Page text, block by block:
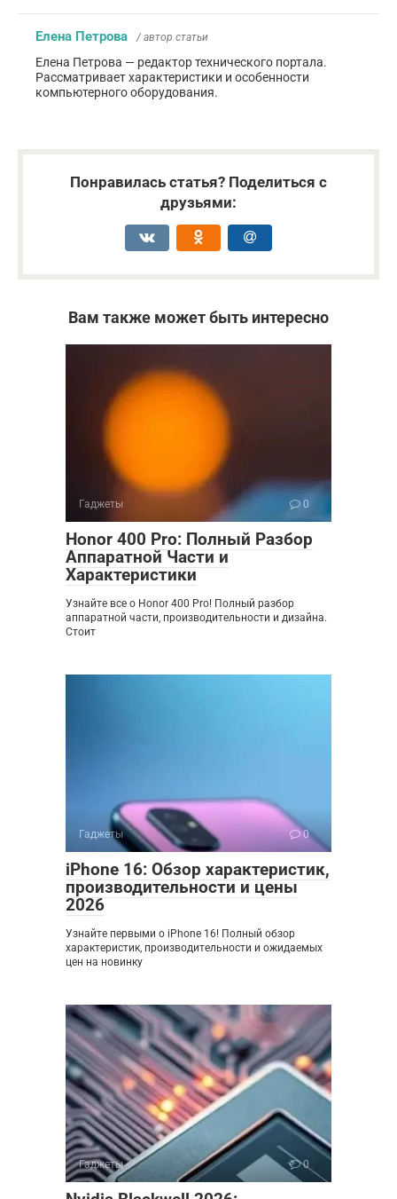
Елена Петрова / автор статьи
Елена Петрова — редактор технического портала.
Рассматривает характеристики и особенности
компьютерного оборудования.
Понравилась статья? Поделиться с
друзьями:
Вам также может быть интересно
Гаджеты 0
Honor 400 Pro: Полный Разбор
Аппаратной Части и
Характеристики
Узнайте все о Honor 400 Pro! Полный разбор
аппаратной части, производительности и дизайна.
Стоит
Гаджеты 0
iPhone 16: Обзор характеристик,
производительности и цены
2026
Узнайте первыми о iPhone 16! Полный обзор
характеристик, производительности и ожидаемых
цен на новинку
Гаджеты 0